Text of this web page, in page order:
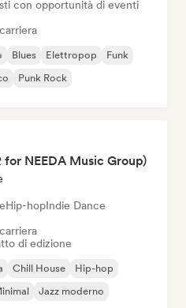
con opportunità di eventi
Blues Elettropop
Funk
Punk Rock
for NEEDA Music Group)
Hip-hopIndie Dance
di edizione
Chill House
Hip-hop
Jazz moderno